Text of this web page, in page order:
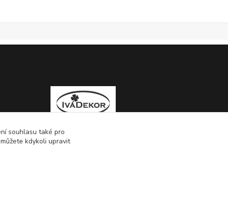
souhlasu také pro
kdykoli upravit